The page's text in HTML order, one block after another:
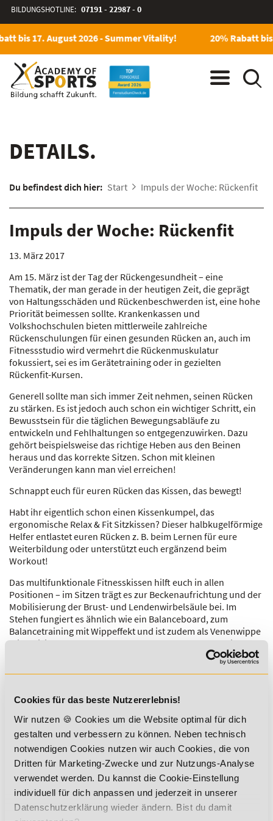
Cookies für das beste Nutzererlebnis!
Wir nutzen 🍪 Cookies um die Website optimal für dich
gestalten und verbessern zu können. Neben technisch
notwendigen Cookies nutzen wir auch Cookies, die von
Dritten für Marketing-Zwecke und zur Nutzungs-Analyse
verwendet werden. Du kannst die Cookie-Einstellung
individuell für dich anpassen und jederzeit in unserer
Datenschutzerklärung wieder ändern. Bist du damit
BILDUNGSHOTLINE: 07191 - 22987 - 0
bis 17. August 2026 - Summer Vitality! 20% Rabatt
DETAILS.
Du befindest dich hier: Start Impuls der Woche: Rückenfit
Impuls der Woche: Rückenfit
13. März 2017
Am 15. März ist der Tag der Rückengesundheit – eine
Thematik, der man gerade in der heutigen Zeit, die geprägt
von Haltungsschäden und Rückenbeschwerden ist, eine hohe
Priorität beimessen sollte. Krankenkassen und
Volkshochschulen bieten mittlerweile zahlreiche
Rückenschulungen für einen gesunden Rücken an, auch im
Fitnessstudio wird vermehrt die Rückenmuskulatur
fokussiert, sei es im Gerätetraining oder in gezielten
Rückenfit-Kursen.
Generell sollte man sich immer Zeit nehmen, seinen Rücken
zu stärken. Es ist jedoch auch schon ein wichtiger Schritt, ein
Bewusstsein für die täglichen Bewegungsabläufe zu
entwickeln und Fehlhaltungen so entgegenzuwirken. Dazu
gehört beispielsweise das richtige Heben aus den Beinen
heraus und das korrekte Sitzen. Schon mit kleinen
Veränderungen kann man viel erreichen!
Schnappt euch für euren Rücken das Kissen, das bewegt!
Habt ihr eigentlich schon einen Kissenkumpel, das
ergonomische Relax & Fit Sitzkissen? Dieser halbkugelförmige
Helfer entlastet euren Rücken z. B. beim Lernen für eure
Weiterbildung oder unterstützt euch ergänzend beim
Workout!
Das multifunktionale Fitnesskissen hilft euch in allen
Positionen – im Sitzen trägt es zur Beckenaufrichtung und der
Mobilisierung der Brust- und Lendenwirbelsäule bei. Im
Stehen fungiert es ähnlich wie ein Balanceboard, zum
Balancetraining mit Wippeffekt und ist zudem als Venenwippe
mit Aktivierung der Fußreflexzonen nutzbar. Für effektives
Bauchmuskeltraining sorgen eine hohe Bewegungsamplitude
und die Aktivierung der Tiefenmuskulatur durch besondere
Schadstofffreier und rückenfreundlicher Helfer gefällig?
Sichert es euch als Teilnehmer der Academy of Sports mit
einem Sonderrabatt von 40 %! Wie das geht, erfahrt ihr in
eurem Online Campus!
Weitere Informationen findet ihr hier!
Nehmt (gerade) Haltung an und tut etwas für euren Rücken!
Zurück